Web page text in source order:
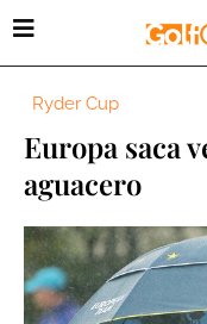
Ryder Cup
Europa saca
aguacero